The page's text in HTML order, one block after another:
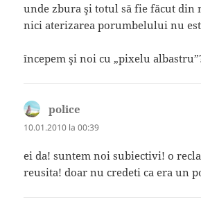
unde zbura şi totul să fie făcut din
nici aterizarea porumbelului nu
începem şi noi cu „pixelu
police
10.01.2010 la 00:39
ei da! suntem noi subiectivi! o
reusita! doar nu credeti ca era un